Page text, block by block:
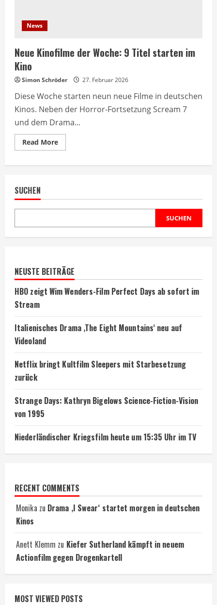
News
Neue Kinofilme der Woche: 9 Titel starten im
Kino
Simon Schröder 27. Februar 2026
Diese Woche starten neun neue Filme in deutschen
Kinos. Neben der Horror-Fortsetzung Scream 7
und dem Drama...
Read MoreRead
more
starten
im
SUCHEN
SUCHEN
NEUSTE BEITRÄGE
HBO zeigt Wim Wenders-Film Perfect Days ab sofort im
Stream
Italienisches Drama ‚The Eight Mountains‘ neu auf
Videoland
Netflix bringt Kultfilm Sleepers mit Starbesetzung
zurück
Strange Days: Kathryn Bigelows Science-Fiction-Vision
von 1995
Niederländischer Kriegsfilm heute um 15:35 Uhr im TV
RECENT COMMENTS
Monika zu Drama ‚I Swear‘ startet morgen in deutschen
Kinos
Anett Klemm zu Kiefer Sutherland kämpft in neuem
Actionfilm gegen Drogenkartell
MOST VIEWED POSTS